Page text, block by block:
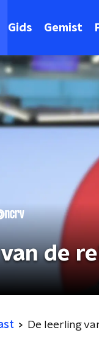
Gids Gemist
de
De leerling